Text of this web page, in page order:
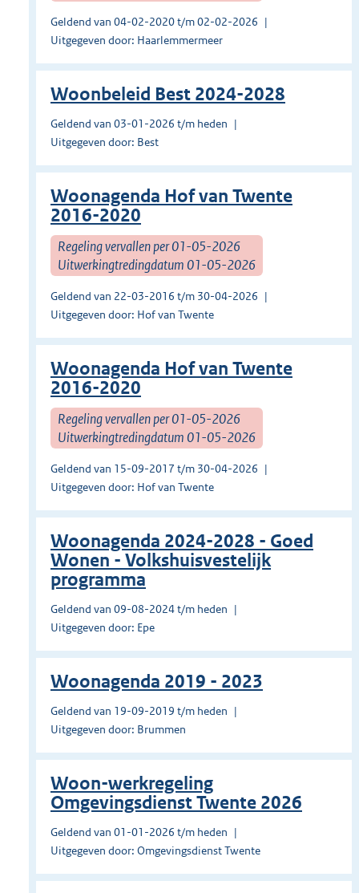
Geldend van 04-02-2020 t/m 02-02-2026
Uitgegeven door: Haarlemmermeer
Woonbeleid Best 2024-2028
Geldend van 03-01-2026 t/m heden
Uitgegeven door: Best
Woonagenda Hof van Twente
2016-2020
Regeling vervallen per 01-05-2026
Uitwerkingtredingdatum 01-05-2026
Geldend van 22-03-2016 t/m 30-04-2026
Uitgegeven door: Hof van Twente
Woonagenda Hof van Twente
2016-2020
Regeling vervallen per 01-05-2026
Uitwerkingtredingdatum 01-05-2026
Geldend van 15-09-2017 t/m 30-04-2026
Uitgegeven door: Hof van Twente
Woonagenda 2024-2028 - Goed
Wonen - Volkshuisvestelijk
programma
Geldend van 09-08-2024 t/m heden
Uitgegeven door: Epe
Woonagenda 2019 - 2023
Geldend van 19-09-2019 t/m heden
Uitgegeven door: Brummen
Woon-werkregeling
Omgevingsdienst Twente 2026
Geldend van 01-01-2026 t/m heden
Uitgegeven door: Omgevingsdienst Twente